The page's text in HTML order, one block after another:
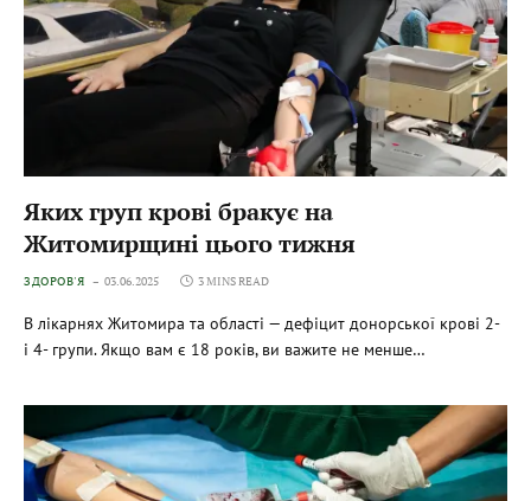
Яких груп крові бракує на
Житомирщині цього тижня
ЗДОРОВ'Я 03.06.2025 3 MINS READ
В лікарнях Житомира та області — дефіцит донорської крові 2-
і 4- групи. Якщо вам є 18 років, ви важите не менше…